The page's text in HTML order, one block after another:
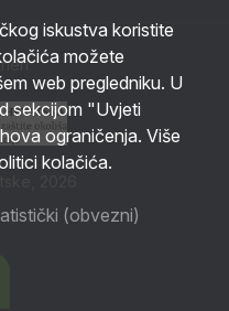
iskustva koristite
možete
web pregledniku. U
sekcijom "Uvjeti
ograničenja. Više
kolačića.
(obvezni)